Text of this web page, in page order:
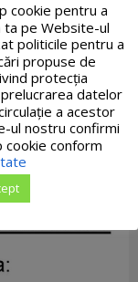
cookie pentru a
ta pe Website-ul
politicile pentru a
propuse de
protecția
datelor
a acestor
ul nostru confirmi
conform